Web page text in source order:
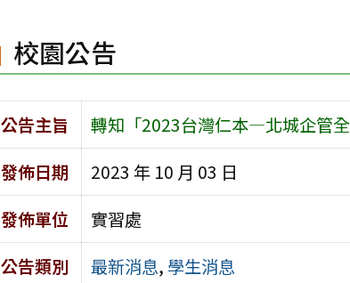
校園公告
公告主旨
轉知「2023台灣仁本—北城企管
發佈日期
2023 年 10 月 03 日
發佈單位
實習處
公告類別
最新消息, 學生消息